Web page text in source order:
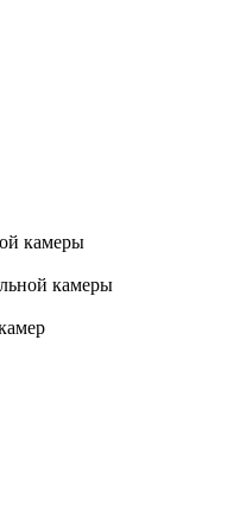
камеры
камеры